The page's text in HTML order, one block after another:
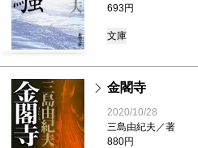
693円
文庫
金閣寺
2020/10/28
三島由紀夫／著
880円